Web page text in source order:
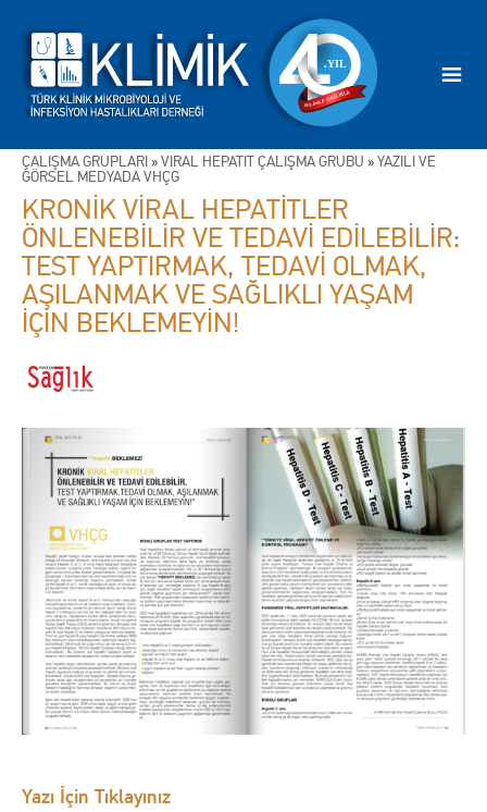
ÇALIŞMA GRUPLARI »VİRAL HEPATİT ÇALIŞMA GRUBU »YAZILI VE
GÖRSEL MEDYADA VHÇG
KRONİK VİRAL HEPATİTLER
ÖNLENEBİLİR VE TEDAVİ EDİLEBİLİR:
TEST YAPTIRMAK, TEDAVİ OLMAK,
AŞILANMAK VE SAĞLIKLI YAŞAM
İÇİN BEKLEMEYİN!
Yazı İçin Tıklayınız